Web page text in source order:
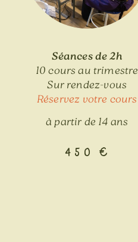
Séances de 2h
10 cours au trimestre
Sur rendez-vous
Réservez votre cours
à partir de 14 ans
450 €